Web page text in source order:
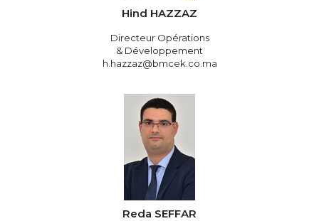
Hind HAZZAZ
Directeur Opérations
& Développement
h.hazzaz@bmcek.co.ma
Reda SEFFAR